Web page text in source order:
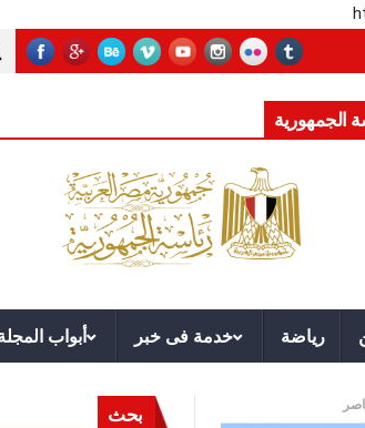
تُنشئ الدول كيانات تنموية عملاقة؟ قوة الدولة.. عندما
الجمهورية
رياضة خدمة فى خبر أبواب
بحث